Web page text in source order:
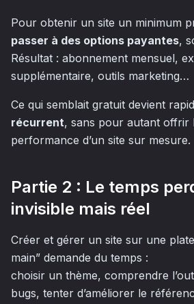
Pour obtenir un site un minimum
passer à des options payantes,
Résultat : abonnement mensuel,
supplémentaire, outils marketing…
Ce qui semblait gratuit devient
récurrent, sans pour autant offrir
performance d’un site sur mesure.
Partie 2 : Le temps
invisible mais réel
Créer et gérer un site sur une
main” demande du temps :
choisir un thème, comprendre
bugs, tenter d’améliorer le